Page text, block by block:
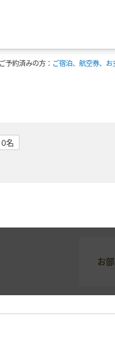
ご予約済みの方： ご宿泊、航空券、